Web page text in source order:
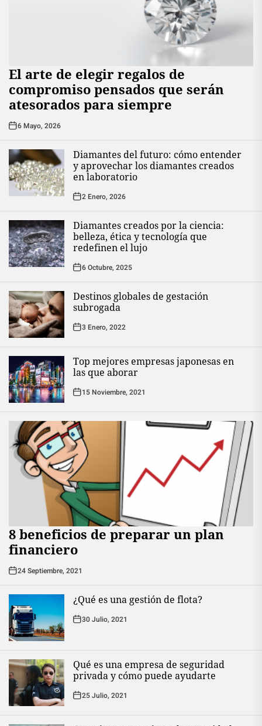
El arte de elegir regalos de
compromiso pensados que serán
atesorados para siempre
6 Mayo, 2026
Diamantes del futuro: cómo entender
y aprovechar los diamantes creados
en laboratorio
2 Enero, 2026
Diamantes creados por la ciencia:
belleza, ética y tecnología que
redefinen el lujo
6 Octubre, 2025
Destinos globales de gestación
subrogada
3 Enero, 2022
Top mejores empresas japonesas en
las que aborar
15 Noviembre, 2021
8 beneficios de preparar un plan
financiero
24 Septiembre, 2021
¿Qué es una gestión de flota?
30 Julio, 2021
Qué es una empresa de seguridad
privada y cómo puede ayudarte
25 Julio, 2021